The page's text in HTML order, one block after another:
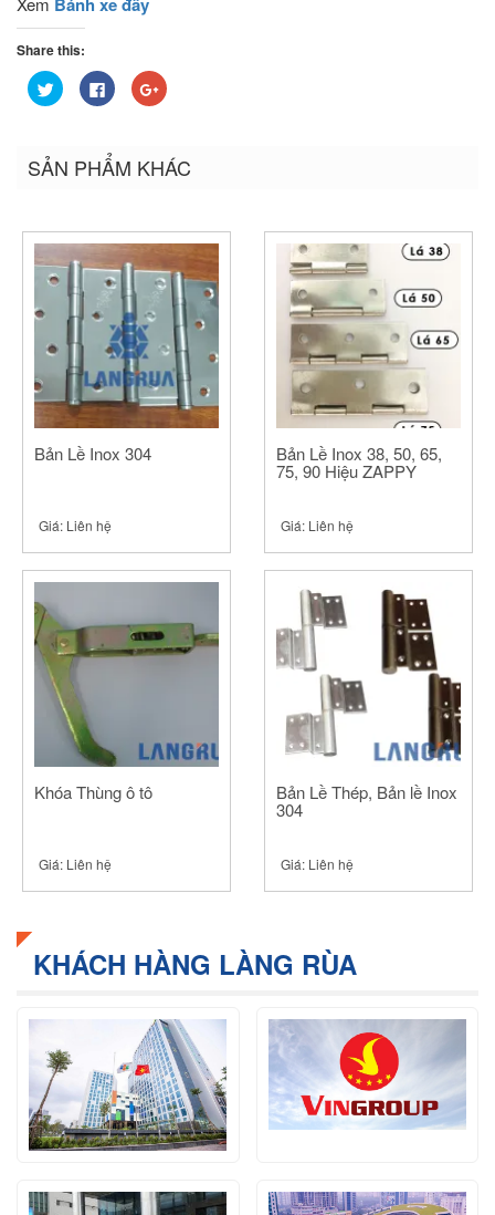
Share this:
Bấm
để
(Opens
in
Nhấn
vào
Facebook
(Opens
in
Bấm
để
(Opens
in
SẢN PHẨM KHÁC
Bản Lề Inox 304
Giá: Liên hệ
Bản Lề Inox 38, 50, 65,
75, 90 Hiệu ZAPPY
Giá: Liên hệ
Khóa Thùng ô tô
Giá: Liên hệ
Bản Lề Thép, Bản lề Inox
304
Giá: Liên hệ
KHÁCH HÀNG LÀNG RÙA